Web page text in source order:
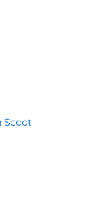
Scoot